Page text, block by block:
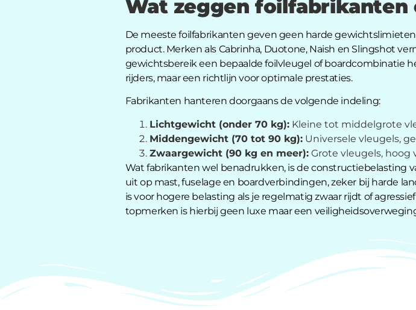
Wat zeggen
De meeste foilfabrikanten geven geen harde
product. Merken als Cabrinha, Duotone, Naish en Slingshot
gewichtsbereik een bepaalde foilvleugel of boardcombinatie
rijders, maar een richtlijn voor optimale prestaties.
Fabrikanten hanteren doorgaans de volgende indeling:
Lichtgewicht (onder 70 kg):Kleine tot middelgrote
Middengewicht (70 tot 90 kg):Universele vleugels,
Zwaargewicht (90 kg en meer):Grote vleugels, hoog
Wat fabrikanten wel benadrukken, is de constructiebelasting
uit op mast, fuselage en boardverbindingen, zeker bij harde
is voor hogere belasting als je regelmatig zwaar rijdt of
topmerken is hierbij geen luxe maar een